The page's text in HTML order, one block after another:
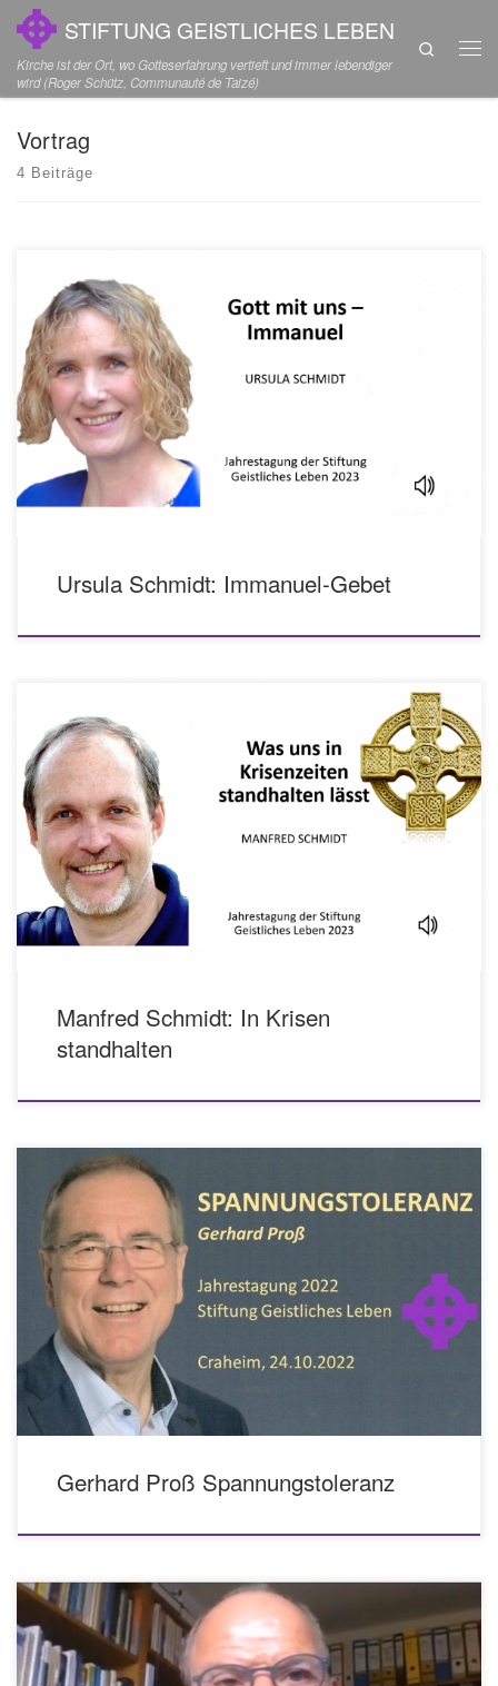
Zum Inhalt springen
STIFTUNG GEISTLICHES LEBEN
Kirche ist der Ort, wo Gotteserfahrung vertieft und immer lebendiger
wird (Roger Schütz, Communauté de Taizé)
Search
Vortrag
4 Beiträge
Vortrag von Ursula Schmidt auf der Jahrestagung 2023 der Stiftung
Geistliches Leben ...
Ursula Schmidt: Immanuel-Gebet
Vortrag von Manfred Schmidt auf der Jahrestagung 2023 der Stiftung
Geistliches Leben ...
Manfred Schmidt: In Krisen
standhalten
Vortrag von Gerhard Proß auf der Jahrestagung 2022 zum Thema
„Spannungstoleranz“ zum Anhören (auf die Graphik klicken) oder zum
Nachlesen als PDF-Dokument
Gerhard Proß Spannungstoleranz